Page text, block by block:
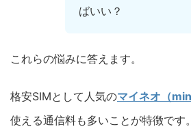
ばいい？
これらの悩みに答えます。
格安SIMとして人気のマイネオ（
使える通信料も多いことが特徴です。